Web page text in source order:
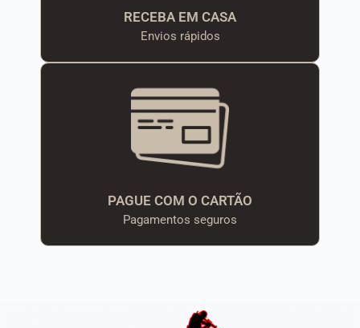
RECEBA EM CASA
Envios rápidos
PAGUE COM O CARTÃO
Pagamentos seguros